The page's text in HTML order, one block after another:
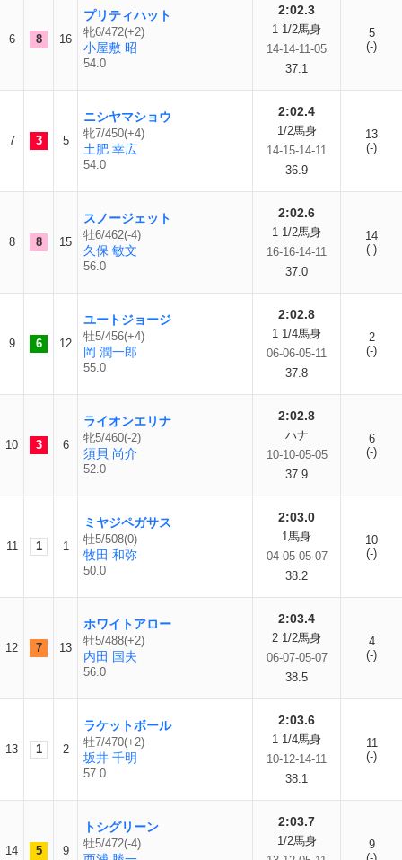
6 8 16
プリティハット
牝6/472(+2)
小屋敷 昭
54.0
2:02.3
1 1/2馬身
14-14-11-05
37.1
5
(-)
7 3 5
ニシヤマショウ
牝7/450(+4)
土肥 幸広
54.0
2:02.4
1/2馬身
14-15-14-11
36.9
13
(-)
8 8 15
スノージェット
牡6/462(-4)
久保 敏文
56.0
2:02.6
1 1/2馬身
16-16-14-11
37.0
14
(-)
9 6 12
ユートジョージ
牡5/456(+4)
岡 潤一郎
55.0
2:02.8
1 1/4馬身
06-06-05-11
37.8
2
(-)
10 3 6
ライオンエリナ
牝5/460(-2)
須貝 尚介
52.0
2:02.8
ハナ
10-10-05-05
37.9
6
(-)
11 1 1
ミヤジペガサス
牡5/508(0)
牧田 和弥
50.0
2:03.0
1馬身
04-05-05-07
38.2
10
(-)
12 7 13
ホワイトアロー
牡5/488(+2)
内田 国夫
56.0
2:03.4
2 1/2馬身
06-07-05-07
38.5
4
(-)
13 1 2
ラケットボール
牡7/470(+2)
坂井 千明
57.0
2:03.6
1 1/4馬身
10-12-14-11
38.1
11
(-)
14 5 9
トシグリーン
牡5/472(-4)
2:03.7
1/2馬身
9